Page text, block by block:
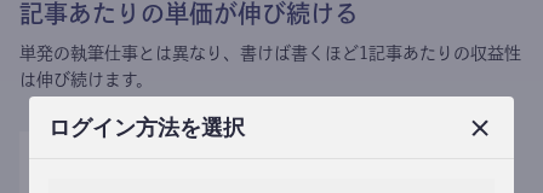
ログイン方法を選択
記事あたりの単価が伸び続ける
単発の執筆仕事とは異なり、 書けば書くほど1記事あたりの収益性
は伸び続けます。